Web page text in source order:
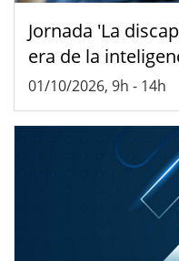
Jornada 'La
era de la
01/10/2026, 9h - 14h